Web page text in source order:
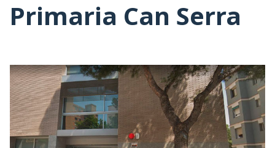
Primaria Can Serra